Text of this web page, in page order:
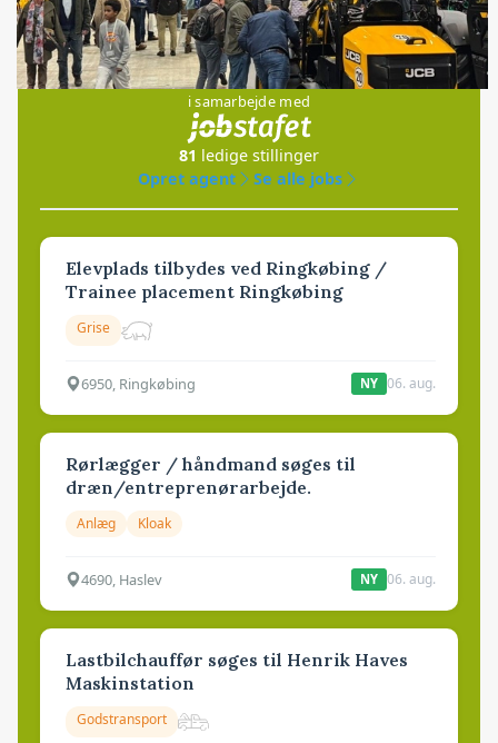
Jobs
i samarbejde med
81 ledige stillinger
Opret agent
Se alle jobs
Elevplads tilbydes ved Ringkøbing /
Trainee placement Ringkøbing
Grise
6950, Ringkøbing NY 06. aug.
Rørlægger / håndmand søges til
dræn/entreprenørarbejde.
Anlæg Kloak
4690, Haslev NY 06. aug.
Lastbilchauffør søges til Henrik Haves
Maskinstation
Godstransport